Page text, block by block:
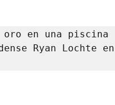
en una piscina
Ryan Lochte